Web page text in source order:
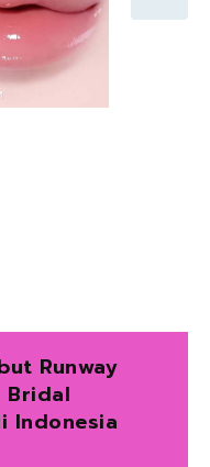
Runway
Bridal
Indonesia